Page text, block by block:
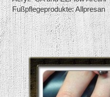
Fußpflegeprodukte: Allpresan